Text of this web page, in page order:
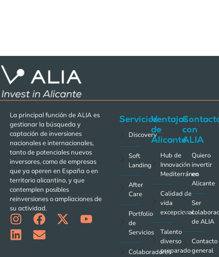
La principal función de ALIA es
gestionar la búsqueda y
captación de inversiones
nacionales e internacionales,
tanto de potenciales nuevos
inversores, como de empresas
que ya operen en España o en
territorio alicantino, y que
contemplen posibles
reinversiones o ampliaciones de
su actividad.
Servicios
Discovery
Soft
Landing
After
Care
Portfolio
de
Servicios
Colaboradores
Ventajas
de
Alicante
Hub de
Innovación
Mediterráneo
Calidad de
vida
excepcional
Talento
diverso
preparado
con
ALIA
Quiero
invertir
en
Alicante
Ser
de ALIA
Contacto
general